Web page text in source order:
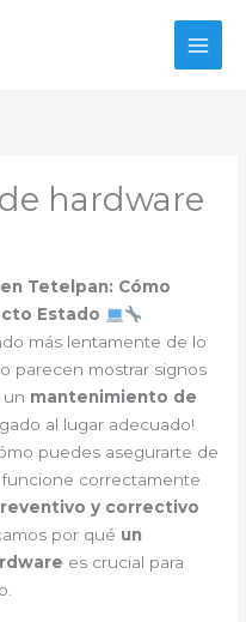
hardware
Tetelpan: Cómo
Estado
más lentamente de lo
parecen mostrar signos
un mantenimiento de
al lugar adecuado!
puedes asegurarte de
funcione correctamente
y correctivo
por qué un
es crucial para